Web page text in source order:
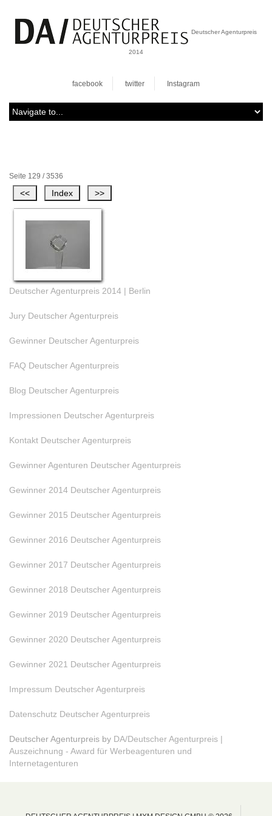
Deutscher Agenturpreis
2014
facebook twitter Instagram
Seite 129 / 3536
Deutscher Agenturpreis 2014 | Berlin
Jury Deutscher Agenturpreis
Gewinner Deutscher Agenturpreis
FAQ Deutscher Agenturpreis
Blog Deutscher Agenturpreis
Impressionen Deutscher Agenturpreis
Kontakt Deutscher Agenturpreis
Gewinner Agenturen Deutscher Agenturpreis
Gewinner 2014 Deutscher Agenturpreis
Gewinner 2015 Deutscher Agenturpreis
Gewinner 2016 Deutscher Agenturpreis
Gewinner 2017 Deutscher Agenturpreis
Gewinner 2018 Deutscher Agenturpreis
Gewinner 2019 Deutscher Agenturpreis
Gewinner 2020 Deutscher Agenturpreis
Gewinner 2021 Deutscher Agenturpreis
Impressum Deutscher Agenturpreis
Datenschutz Deutscher Agenturpreis
Deutscher Agenturpreis by DA/Deutscher Agenturpreis |
Auszeichnung - Award für Werbeagenturen und
Internetagenturen